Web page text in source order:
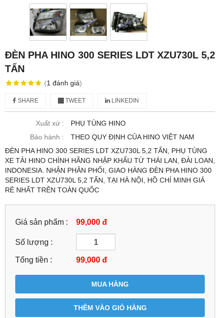
ĐÈN PHA HINO 300 SERIES LDT XZU730L 5,2
TẤN
(1 đánh giá)
SHARE TWEET LINKEDIN
Xuất xứ :
PHỤ TÙNG HINO
Bảo hành :
THEO QUY ĐỊNH CỦA HINO VIỆT NAM
ĐÈN PHA HINO 300 SERIES LDT XZU730L 5,2 TẤN, PHỤ TÙNG
XE TẢI HINO CHÍNH HÃNG NHẬP KHẨU TỪ THÁI LAN, ĐÀI LOAN,
INDONESIA. NHẬN PHÂN PHỐI, GIAO HÀNG ĐÈN PHA HINO 300
SERIES LDT XZU730L 5,2 TẤN, TẠI HÀ NỘI, HỒ CHÍ MINH GIÁ
RẺ NHẤT TRÊN TOÀN QUỐC
Giá sản phẩm : 99,000 đ
Số lượng :
Tổng tiền : 99,000 đ
MUA HÀNG
THÊM VÀO GIỎ HÀNG